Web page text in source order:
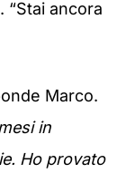
“Stai ancora
Marco.
in
Ho provato